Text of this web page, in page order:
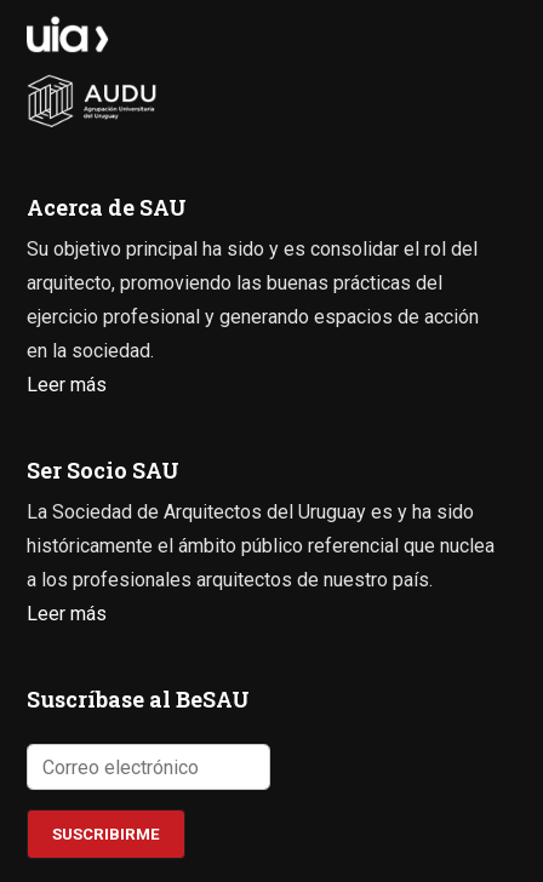
Acerca de SAU
Su objetivo principal ha sido y es consolidar el rol del
arquitecto, promoviendo las buenas prácticas del
ejercicio profesional y generando espacios de acción
en la sociedad.
Leer más
Ser Socio SAU
La Sociedad de Arquitectos del Uruguay es y ha sido
históricamente el ámbito público referencial que nuclea
a los profesionales arquitectos de nuestro país.
Leer más
Suscríbase al BeSAU